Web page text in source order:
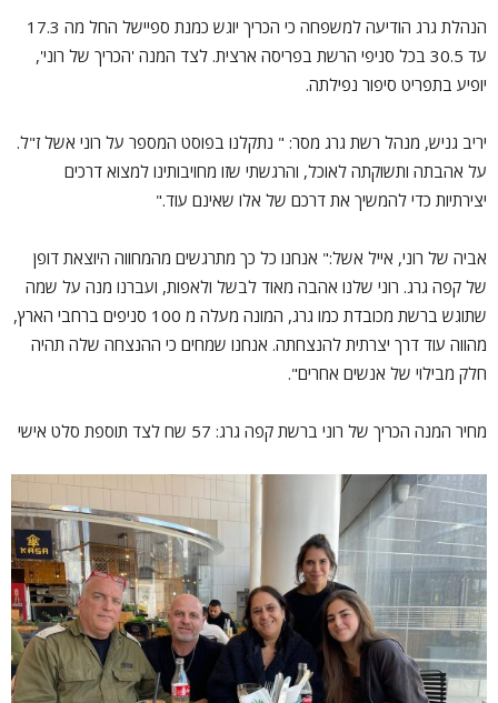
הנהלת גרג הודיעה למשפחה כי הכריך יוגש כמנת ספיישל החל מה 17.3
עד 30.5 בכל סניפי הרשת בפריסה ארצית. לצד המנה 'הכריך של רוני',
יופיע בתפריט סיפור נפילתה.
יריב גניש, מנהל רשת גרג מסר: " נתקלנו בפוסט המספר על רוני אשל ז"ל.
על אהבתה ותשוקתה לאוכל, והרגשתי שזו מחויבותינו למצוא דרכים
יצירתיות כדי להמשיך את דרכם של אלו שאינם עוד."
אביה של רוני, אייל אשל:" אנחנו כל כך מתרגשים מהמחווה היוצאת דופן
של קפה גרג. רוני שלנו אהבה מאוד לבשל ולאפות, ועברנו מנה על שמה
שתוגש ברשת מכובדת כמו גרג, המונה מעלה מ 100 סניפים ברחבי הארץ,
מהווה עוד דרך יצרתית להנצחתה. אנחנו שמחים כי ההנצחה שלה תהיה
חלק מבילוי של אנשים אחרים".
מחיר המנה הכריך של רוני ברשת קפה גרג: 57 שח לצד תוספת סלט אישי